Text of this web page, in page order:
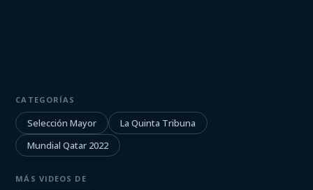
Especial Profe Ortega
Iniciá sesión para ver
CATEGORÍAS
Selección Mayor
La Quinta Tribuna
Mundial Qatar 2022
MÁS VIDEOS DE